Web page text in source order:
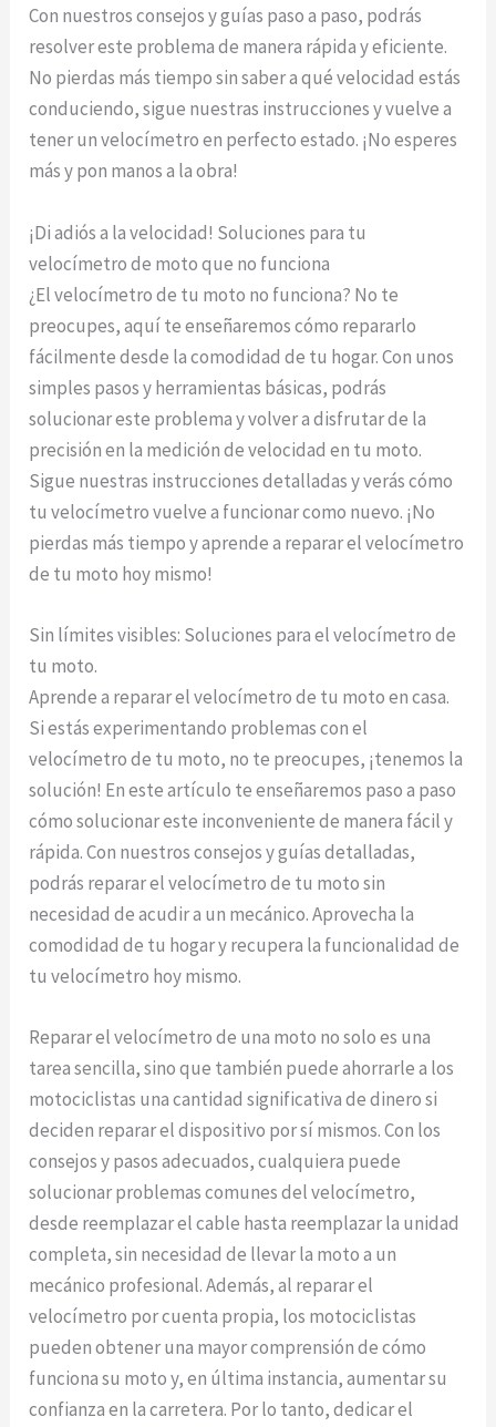
Con nuestros consejos y guías paso a paso, podrás
resolver este problema de manera rápida y eficiente.
No pierdas más tiempo sin saber a qué velocidad estás
conduciendo, sigue nuestras instrucciones y vuelve a
tener un velocímetro en perfecto estado. ¡No esperes
más y pon manos a la obra!
¡Di adiós a la velocidad! Soluciones para tu
velocímetro de moto que no funciona
¿El velocímetro de tu moto no funciona? No te
preocupes, aquí te enseñaremos cómo repararlo
fácilmente desde la comodidad de tu hogar. Con unos
simples pasos y herramientas básicas, podrás
solucionar este problema y volver a disfrutar de la
precisión en la medición de velocidad en tu moto.
Sigue nuestras instrucciones detalladas y verás cómo
tu velocímetro vuelve a funcionar como nuevo. ¡No
pierdas más tiempo y aprende a reparar el velocímetro
de tu moto hoy mismo!
Sin límites visibles: Soluciones para el velocímetro de
tu moto.
Aprende a reparar el velocímetro de tu moto en casa.
Si estás experimentando problemas con el
velocímetro de tu moto, no te preocupes, ¡tenemos la
solución! En este artículo te enseñaremos paso a paso
cómo solucionar este inconveniente de manera fácil y
rápida. Con nuestros consejos y guías detalladas,
podrás reparar el velocímetro de tu moto sin
necesidad de acudir a un mecánico. Aprovecha la
comodidad de tu hogar y recupera la funcionalidad de
tu velocímetro hoy mismo.
Reparar el velocímetro de una moto no solo es una
tarea sencilla, sino que también puede ahorrarle a los
motociclistas una cantidad significativa de dinero si
deciden reparar el dispositivo por sí mismos. Con los
consejos y pasos adecuados, cualquiera puede
solucionar problemas comunes del velocímetro,
desde reemplazar el cable hasta reemplazar la unidad
completa, sin necesidad de llevar la moto a un
mecánico profesional. Además, al reparar el
velocímetro por cuenta propia, los motociclistas
pueden obtener una mayor comprensión de cómo
funciona su moto y, en última instancia, aumentar su
confianza en la carretera. Por lo tanto, dedicar el